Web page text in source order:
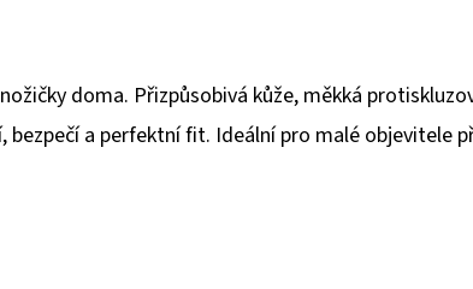
doma. Přizpůsobivá kůže, měkká
bezpečí a perfektní fit. Ideální pro malé objevitele